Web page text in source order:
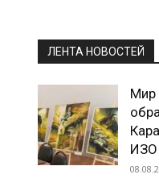
ЛЕНТА НОВОСТЕЙ
Мир
ИЗО